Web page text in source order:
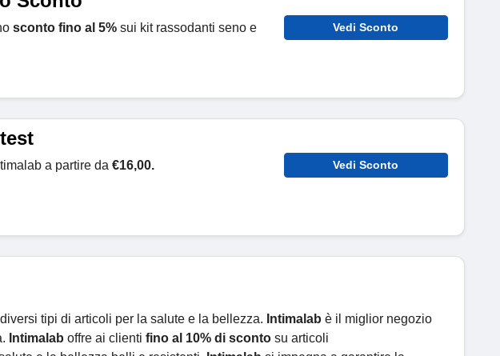
sconto fino al 5%sui kit rassodanti seno e
Vedi Sconto
a partire da €16,00. Vedi Sconto
tipi di articoli per la salute e la bellezza. Intimalab è il miglior negozio
Intimalab offre ai clienti fino al 10% di sconto su articoli